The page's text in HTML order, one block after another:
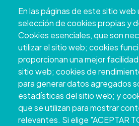
En las páginas de este sitio web
selección de cookies propias y
Cookies esenciales, que son
utilizar el sitio web; cookies
proporcionan una mejor
sitio web; cookies de
para generar datos agregados
estadísticas del sitio web; y
que se utilizan para mostrar
relevantes. Si elige "ACEPTAR
+34 986 804 100 | +34